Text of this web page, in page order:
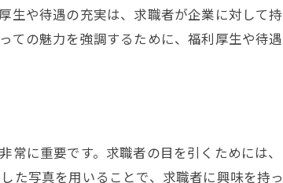
生や待遇の充実は、求職者が企業に対して
ての魅力を強調するために、福利厚生や待
に重要です。求職者の目を引くためには
た写真を用いることで、求職者に興味を持